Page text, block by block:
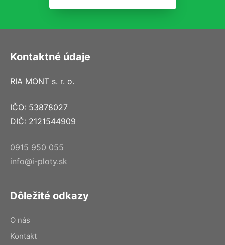
Kontaktné údaje
RIA MONT s. r. o.
IČO: 53878027
DIČ: 2121544909
0915 950 055
info@i-ploty.sk
Dôležité odkazy
O nás
Kontakt